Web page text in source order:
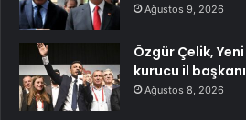
Ağustos 9, 2026
Özgür Çelik,
kurucu il
Ağustos 8, 2026